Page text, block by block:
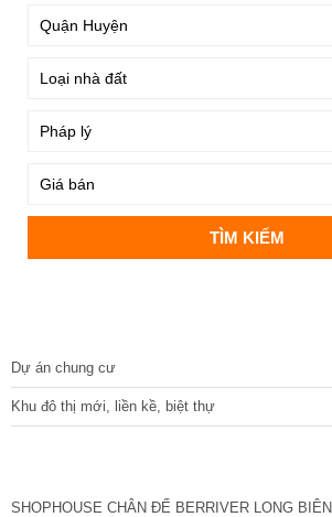
Dự án chung cư
Khu đô thị mới, liền kề, biệt thự
SHOPHOUSE CHÂN ĐẾ BERRIVER LONG BIÊN